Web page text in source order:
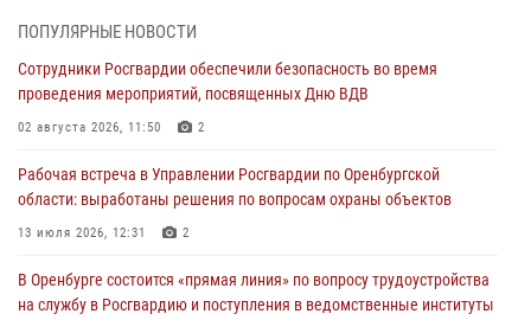
28 июля 2026, 09:41 1
Росгвардейцы обеспечили правопорядок на праздновании Дня
ВМФ в Оренбурге
27 июля 2026, 14:36 2
Росгвардейцы предотвратили трагедию: спасен мужчина в тяжелой
жизненной ситуации (ВИДЕО)
26 июля 2026, 14:45 1
Росгвардейцы Оренбургской области проверили готовность детских
образовательных учреждений к новому учебному году
ПОПУЛЯРНЫЕ НОВОСТИ
Сотрудники Росгвардии обеспечили безопасность во время
проведения мероприятий, посвященных Дню ВДВ
02 августа 2026, 11:50 2
Рабочая встреча в Управлении Росгвардии по Оренбургской
области: выработаны решения по вопросам охраны объектов
13 июля 2026, 12:31 2
В Оренбурге состоится «прямая линия» по вопросу трудоустройства
на службу в Росгвардию и поступления в ведомственные институты